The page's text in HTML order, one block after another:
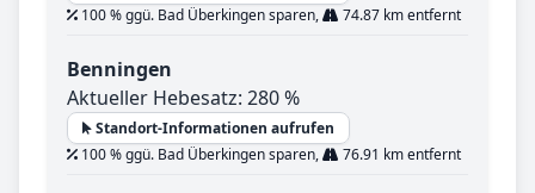
100 % ggü. Bad Überkingen sparen,
74.87 km entfernt
Benningen
Aktueller Hebesatz: 280 %
Standort-Informationen aufrufen
100 % ggü. Bad Überkingen sparen,
76.91 km entfernt